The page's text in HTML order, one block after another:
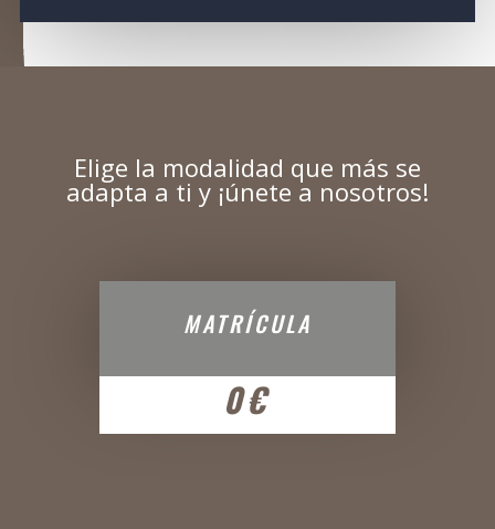
Elige la modalidad que más se
adapta a ti y ¡únete a nosotros!
MATRÍCULA
0€